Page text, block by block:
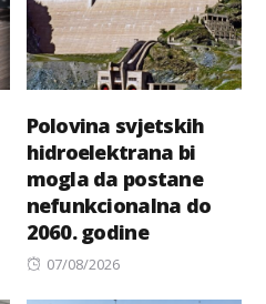
Polovina svjetskih
hidroelektrana bi
mogla da postane
nefunkcionalna do
2060. godine
Posted
07/08/2026